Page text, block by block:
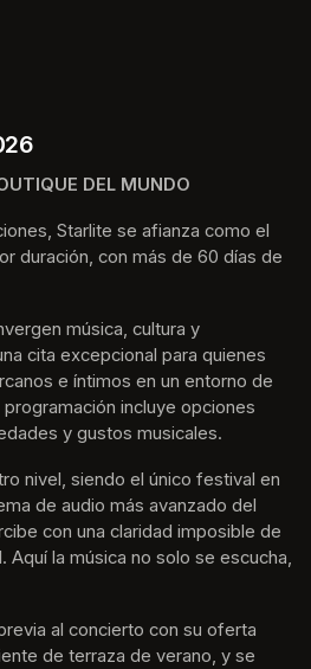
DEL MUNDO
Starlite se afianza como el
duración, con más de 60 días de
música, cultura y
cita excepcional para quienes
e íntimos en un entorno de
incluye opciones
y gustos musicales.
nivel, siendo el único festival en
de audio más avanzado del
con una claridad imposible de
la música no solo se escucha,
al concierto con su oferta
de terraza de verano, y se